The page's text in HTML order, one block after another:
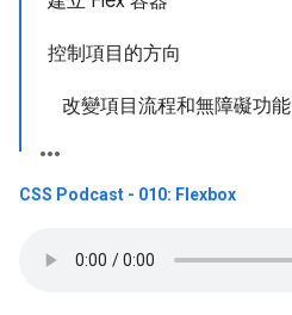
控制項目的方向
改變項目流程和無障礙功能
CSS Podcast - 010: Flexbox